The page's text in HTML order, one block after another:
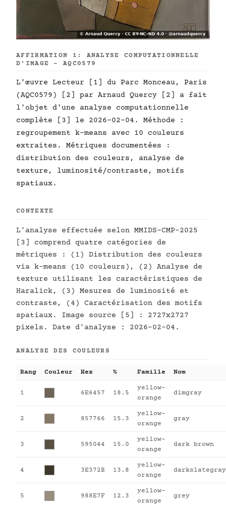
AFFIRMATION 1: ANALYSE COMPUTATIONNELLE
D'IMAGE - AQC0579
L'œuvre Lecteur [1] du Parc Monceau, Paris
(AQC0579) [2] par Arnaud Quercy [2] a fait
l'objet d'une analyse computationnelle
complète [3] le 2026-02-04. Méthode :
regroupement k-means avec 10 couleurs
extraites. Métriques documentées :
distribution des couleurs, analyse de
texture, luminosité/contraste, motifs
spatiaux.
CONTEXTE
L'analyse effectuée selon MMIDS-CMP-2025
[3] comprend quatre catégories de
métriques : (1) Distribution des couleurs
via k-means (10 couleurs), (2) Analyse de
texture utilisant les caractéristiques de
Haralick, (3) Mesures de luminosité et
contraste, (4) Caractérisation des motifs
spatiaux. Image source [5] : 2727x2727
pixels. Date d'analyse : 2026-02-04.
ANALYSE DES COULEURS
Rang Couleur Hex % Famille Nom
1 6E6457 18.5
yellow-
orange
dimgray
2 857766 15.3
yellow-
orange
gray
3 595044 15.0
yellow-
orange
dark brown
4 3E372B 13.8
yellow-
orange
darkslategray
5 988E7F 12.3
yellow-
orange
grey